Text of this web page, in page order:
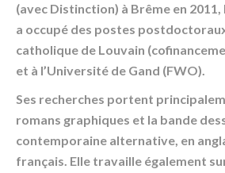
(avec Distinction) à Brême en
a occupé des postes
catholique de Louvain
et à l’Université de Gand (FWO).
Ses recherches portent
romans graphiques et la bande
contemporaine alternative, en
français. Elle travaille également